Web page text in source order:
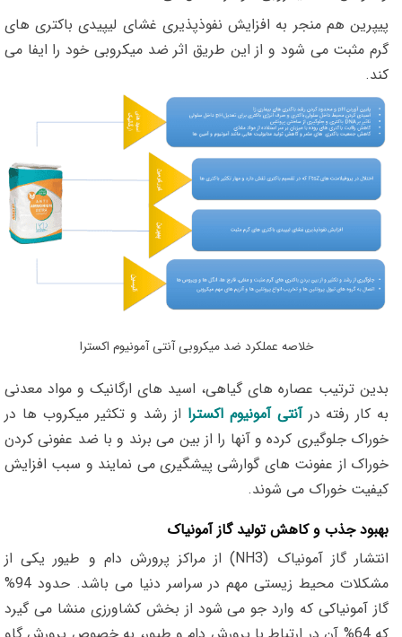
پیپرین هم منجر به افزایش نفوذپذیری غشای لیپیدی باکتری های
گرم مثبت می شود و از این طریق اثر ضد میکروبی خود را ایفا می
کند.
خلاصه عملکرد ضد میکروبی آنتی آمونیوم اکسترا
بدین ترتیب عصاره های گیاهی، اسید های ارگانیک و مواد معدنی
به کار رفته در آنتی آمونیوم اکسترا از رشد و تکثیر میکروب ها در
خوراک جلوگیری کرده و آنها را از بین می برند و با ضد عفونی کردن
خوراک از عفونت های گوارشی پیشگیری می نمایند و سبب افزایش
کیفیت خوراک می شوند.
بهبود جذب و کاهش تولید گاز آمونیاک
انتشار گاز آمونیاک (NH3) از مراکز پرورش دام و طیور یکی از
مشکلات محیط زیستی مهم در سراسر دنیا می باشد. حدود 94%
گاز آمونیاکی که وارد جو می شود از بخش کشاورزی منشا می گیرد